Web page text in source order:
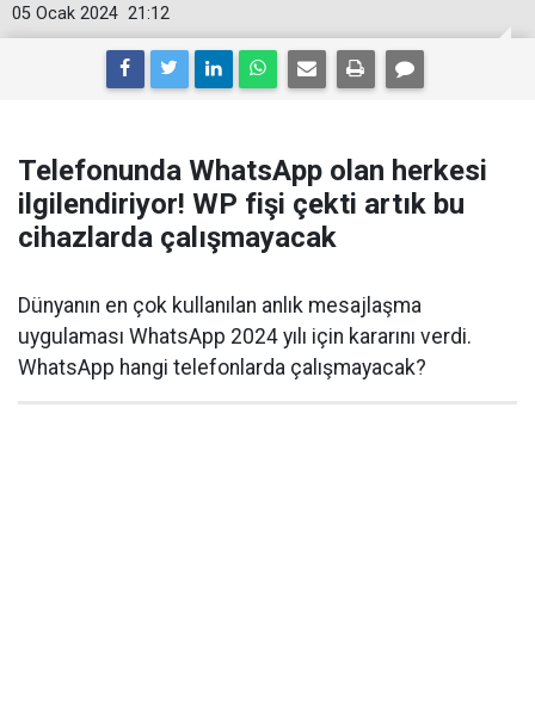
21:12
05 Ocak 2024
Telefonunda WhatsApp olan herkesi
ilgilendiriyor! WP fişi çekti artık bu
cihazlarda çalışmayacak
Dünyanın en çok kullanılan anlık mesajlaşma
uygulaması WhatsApp 2024 yılı için kararını verdi.
WhatsApp hangi telefonlarda çalışmayacak?